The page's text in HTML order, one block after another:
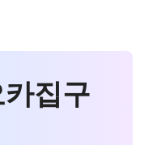
집구